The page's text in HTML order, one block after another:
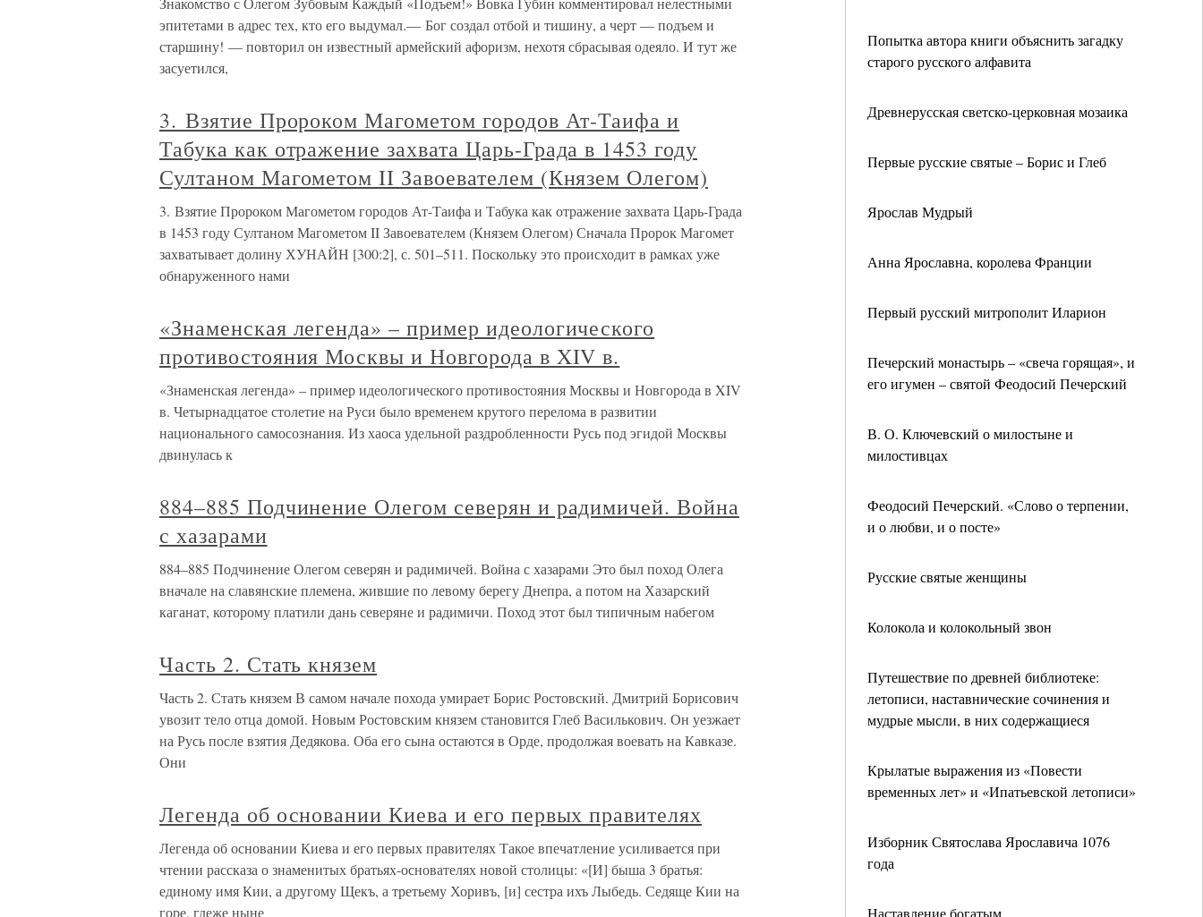
Попытка автора книги объяснить загадку
старого русского алфавита
Древнерусская светско-церковная мозаика
Первые русские святые – Борис и Глеб
Ярослав Мудрый
Анна Ярославна, королева Франции
Первый русский митрополит Иларион
Печерский монастырь – «свеча горящая», и
его игумен – святой Феодосий Печерский
В. О. Ключевский о милостыне и
милостивцах
Феодосий Печерский. «Слово о терпении,
и о любви, и о посте»
Русские святые женщины
Колокола и колокольный звон
Путешествие по древней библиотеке:
летописи, наставнические сочинения и
мудрые мысли, в них содержащиеся
Крылатые выражения из «Повести
временных лет» и «Ипатьевской летописи»
Изборник Святослава Ярославича 1076
года
Наставление богатым
эпитетами в адрес тех, кто его выдумал.— Бог создал отбой и тишину, а черт — подъем и
старшину! — повторил он известный армейский афоризм, нехотя сбрасывая одеяло. И тут же
засуетился,
3. Взятие Пророком Магометом городов Ат-Таифа и
Табука как отражение захвата Царь-Града в 1453 году
Султаном Магометом II Завоевателем (Князем Олегом)
3. Взятие Пророком Магометом городов Ат-Таифа и Табука как отражение захвата Царь-Града
в 1453 году Султаном Магометом II Завоевателем (Князем Олегом) Сначала Пророк Магомет
захватывает долину ХУНАЙН [300:2], с. 501–511. Поскольку это происходит в рамках уже
обнаруженного нами
«Знаменская легенда» – пример идеологического
противостояния Москвы и Новгорода в XIV в.
«Знаменская легенда» – пример идеологического противостояния Москвы и Новгорода в XIV
в. Четырнадцатое столетие на Руси было временем крутого перелома в развитии
национального самосознания. Из хаоса удельной раздробленности Русь под эгидой Москвы
двинулась к
884–885 Подчинение Олегом северян и радимичей. Война
с хазарами
884–885 Подчинение Олегом северян и радимичей. Война с хазарами Это был поход Олега
вначале на славянские племена, жившие по левому берегу Днепра, а потом на Хазарский
каганат, которому платили дань северяне и радимичи. Поход этот был типичным набегом
Часть 2. Стать князем
Часть 2. Стать князем В самом начале похода умирает Борис Ростовский. Дмитрий Борисович
увозит тело отца домой. Новым Ростовским князем становится Глеб Василькович. Он уезжает
на Русь после взятия Дедякова. Оба его сына остаются в Орде, продолжая воевать на Кавказе.
Они
Легенда об основании Киева и его первых правителях
Легенда об основании Киева и его первых правителях Такое впечатление усиливается при
чтении рассказа о знаменитых братьях-основателях новой столицы: «[И] быша 3 братья:
единому имя Кии, а другому Щекъ, а третьему Хоривъ, [и] сестра ихъ Лыбедь. Седяще Кии на
горе, гдеже ныне